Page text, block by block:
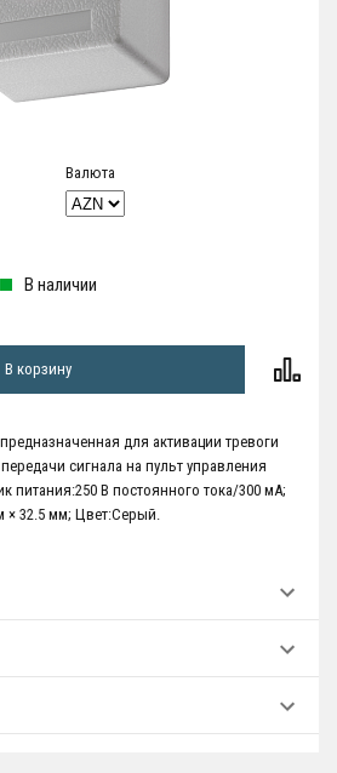
Валюта
В наличии
В корзину
для активации тревоги
сигнала на пульт управления
питания:250 В постоянного тока/300 мА;
× 32.5 мм; Цвет:Серый.